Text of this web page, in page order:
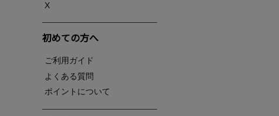
X
初めての方へ
ご利用ガイド
よくある質問
ポイントについて